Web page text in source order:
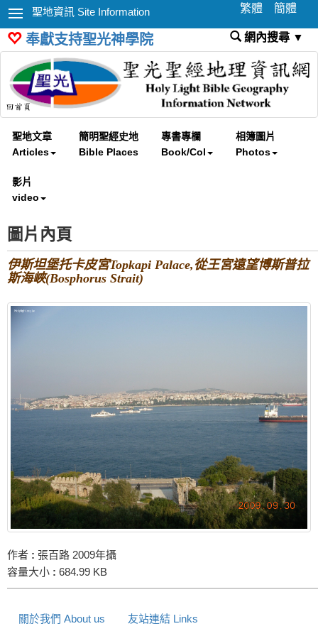
聖地資訊 Site Information 繁體 簡體
奉獻支持聖光神學院 網內搜尋 ▼
聖地文章
Articles
簡明聖經史地
Bible Places
專書專欄
Book/Col
相簿圖片
Photos
影片
video
圖片內頁
伊斯坦堡托卡皮宮Topkapi Palace,從王宮遠望博斯普拉
斯海峽(Bosphorus Strait)
作者 : 張百路 2009年攝
容量大小 : 684.99 KB
關於我們 About us 友站連結 Links